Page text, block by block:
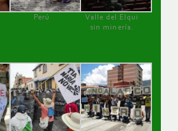
Perú
Valle del Elqui
sin minería.